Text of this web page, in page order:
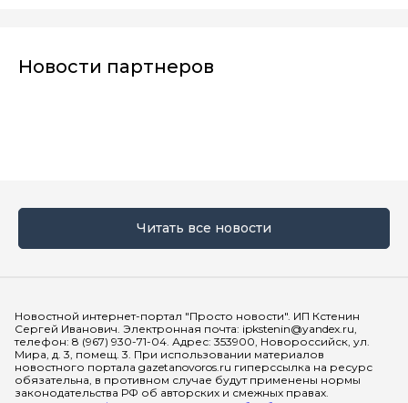
Новости партнеров
Читать все новости
Новостной интернет-портал "Просто новости". ИП Кстенин
Сергей Иванович. Электронная почта: ipkstenin@yandex.ru,
телефон: 8 (967) 930-71-04. Адрес: 353900, Новороссийск, ул.
Мира, д. 3, помещ. 3. При использовании материалов
новостного портала gazetanovoros.ru гиперссылка на ресурс
обязательна, в противном случае будут применены нормы
законодательства РФ об авторских и смежных правах.